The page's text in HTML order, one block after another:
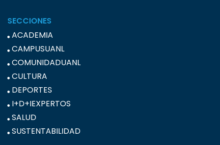
SECCIONES
ACADEMIA
CAMPUSUANL
COMUNIDADUANL
CULTURA
DEPORTES
I+D+IEXPERTOS
SALUD
SUSTENTABILIDAD